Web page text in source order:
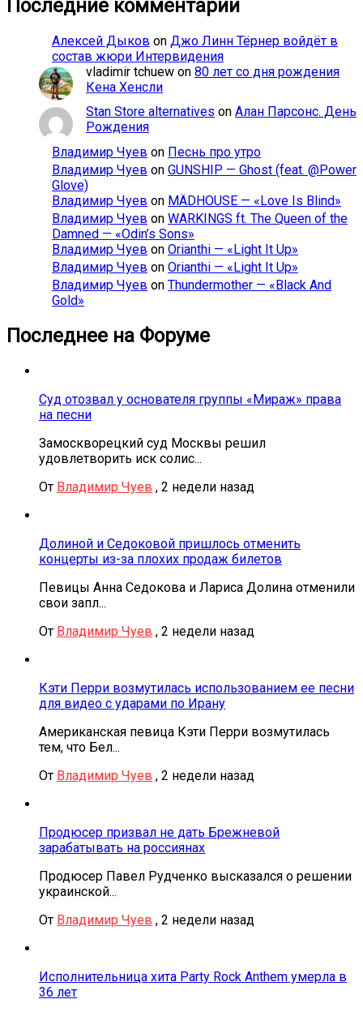
Последние комментарии
Алексей Дыков on Джо Линн Тёрнер войдёт в
состав жюри Интервидения
vladimir tchuew on 80 лет со дня рождения
Кена Хенсли
Stan Store alternatives on Алан Парсонс. День
Рождения
Владимир Чуев on Песнь про утро
Владимир Чуев on GUNSHIP — Ghost (feat. @Power
Glove)
Владимир Чуев on MÄDHOUSE — «Love Is Blind»
Владимир Чуев on WARKINGS ft. The Queen of the
Damned — «Odin’s Sons»
Владимир Чуев on Orianthi — «Light It Up»
Владимир Чуев on Orianthi — «Light It Up»
Владимир Чуев on Thundermother — «Black And
Gold»
Последнее на Форуме
Суд отозвал у основателя группы «Мираж» права
на песни
Замоскворецкий суд Москвы решил
удовлетворить иск солис...
От Владимир Чуев , 2 недели назад
Долиной и Седоковой пришлось отменить
концерты из-за плохих продаж билетов
Певицы Анна Седокова и Лариса Долина отменили
свои запл...
От Владимир Чуев , 2 недели назад
Кэти Перри возмутилась использованием ее песни
для видео с ударами по Ирану
Американская певица Кэти Перри возмутилась
тем, что Бел...
От Владимир Чуев , 2 недели назад
Продюсер призвал не дать Брежневой
зарабатывать на россиянах
Продюсер Павел Рудченко высказался о решении
украинской...
От Владимир Чуев , 2 недели назад
Исполнительница хита Party Rock Anthem умерла в
36 лет